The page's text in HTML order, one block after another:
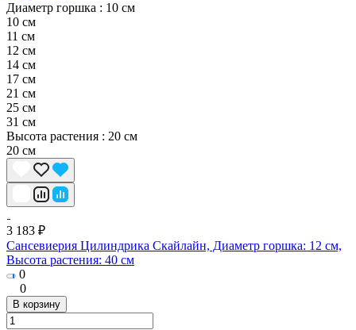
Диаметр горшка : 10 см
10 см
11 см
12 см
14 см
17 см
21 см
25 cм
31 см
Высота растения : 20 см
20 см
3 183 ₽
Сансевиерия Цилиндрика Скайлайн, Диаметр горшка: 12 см,
Высота растения: 40 см
0
0
В корзину